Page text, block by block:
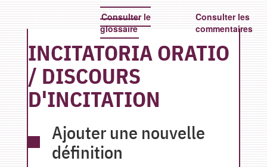
Consulter le
glossaire
Consulter les
commentaires
INCITATORIA ORATIO
/ DISCOURS
D'INCITATION
Ajouter une nouvelle
définition